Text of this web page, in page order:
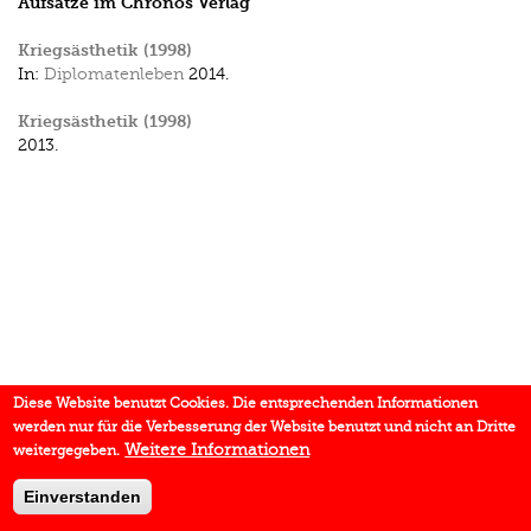
Kriegsästhetik (1998)
In: Diplomatenleben 2014.
Kriegsästhetik (1998)
2013.
Diese Website benutzt Cookies. Die entsprechenden Informationen
werden nur für die Verbesserung der Website benutzt und nicht an Dritte
weitergegeben. Weitere Informationen
Einverstanden